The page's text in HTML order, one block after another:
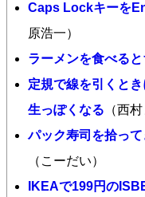
Caps Lockキーを
原浩一）
ラーメンを食べる
定規で線を引くと
生っぽくなる （西
パック寿司を拾っ
（こーだい）
IKEAで199円の